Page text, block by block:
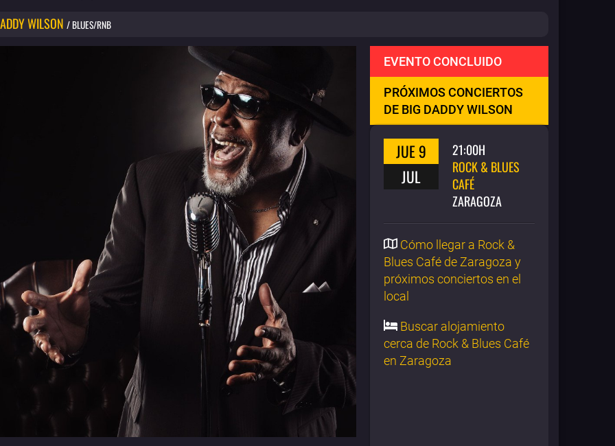
WILSON / BLUES/RNB
EVENTO CONCLUIDO
PRÓXIMOS CONCIERTOS
DE BIG DADDY WILSON
JUE 9
JUL
21:00H
ROCK & BLUES
CAFÉ
ZARAGOZA
Cómo llegar a Rock &
Blues Café de Zaragoza y
próximos conciertos en el
local
Buscar alojamiento
cerca de Rock & Blues Café
en Zaragoza